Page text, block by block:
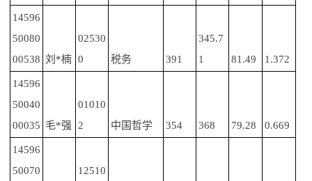
14596
50080
00538 刘*楠
02530
0
税务 391
345.7
1
81.49 1.372
14596
50040
00035 毛*强
01010
2
中国哲学 354 368 79.28 0.669
14596
50070
12510